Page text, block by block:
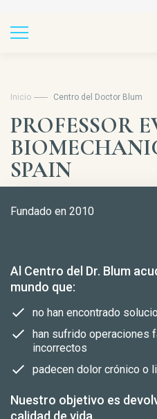
Inicio Centro del Doctor Blum
PROFESSOR
SPAIN
Fundado en 2010
Al Centro del Dr. Blum
mundo que:
no han encontrado
han sufrido operaciones
incorrectos
padecen dolor crónico o
Nuestro objetivo es
calidad de vida.